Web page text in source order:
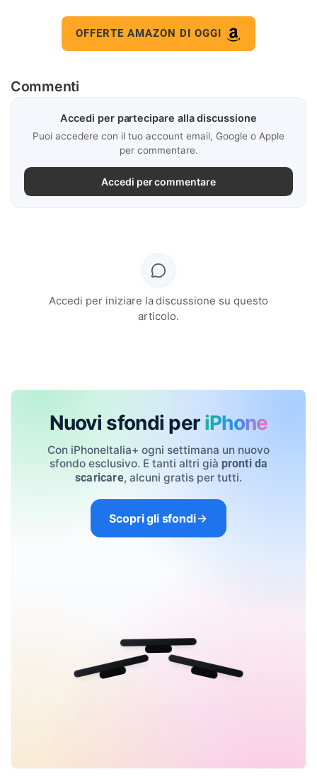
OFFERTE AMAZON DI OGGI
Commenti
Accedi per partecipare alla discussione
Puoi accedere con il tuo account email, Google o Apple
per commentare.
Accedi per commentare
Accedi per iniziare la discussione su questo
articolo.
Nuovi sfondi per iPhone
Con iPhoneItalia+ ogni settimana un nuovo
sfondo esclusivo. E tanti altri già pronti da
scaricare, alcuni gratis per tutti.
Scopri gli sfondi